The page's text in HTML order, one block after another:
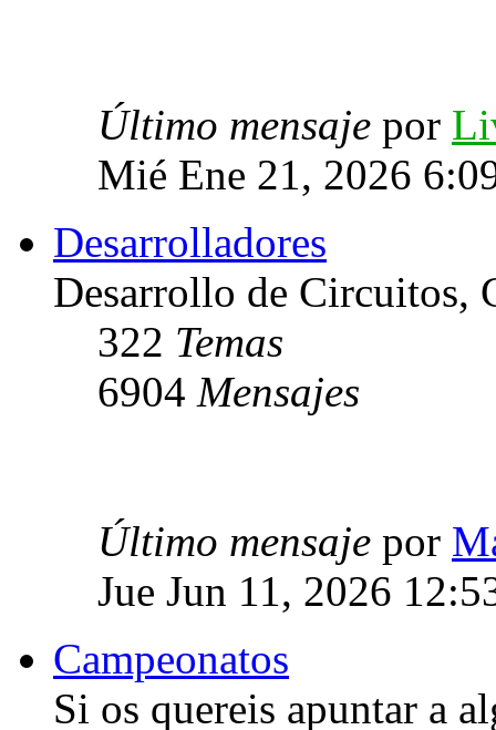
Último mensaje por
Mié Ene 21, 2026
Desarrolladores
Desarrollo de Circuitos,
322 Temas
6904 Mensajes
Último mensaje por
Jue Jun 11, 2026
Campeonatos
Si os quereis apuntar a